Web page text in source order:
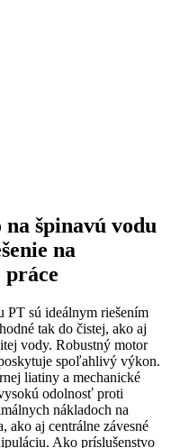
na špinavú vodu
na
práce
PT sú ideálnym riešením
tak do čistej, ako aj
vody. Robustný motor
spoľahlivý výkon.
liatiny a mechanické
odolnosť proti
nákladoch na
ako aj centrálne závesné
Ako príslušenstvo